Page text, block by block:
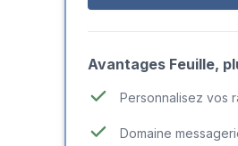
Avantages Feuille,
Personnalisez vos
Domaine